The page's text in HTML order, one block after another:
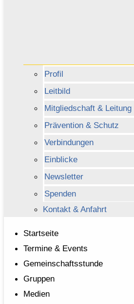
Profil
Leitbild
Mitgliedschaft & Leitung
Prävention & Schutz
Verbindungen
Einblicke
Newsletter
Spenden
Kontakt & Anfahrt
Startseite
Termine & Events
Gemeinschaftsstunde
Gruppen
Medien